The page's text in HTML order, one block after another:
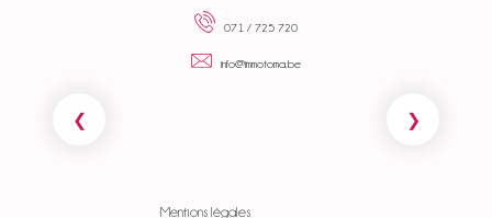
071 / 725 720
info@immotoma.be
Mentions légales